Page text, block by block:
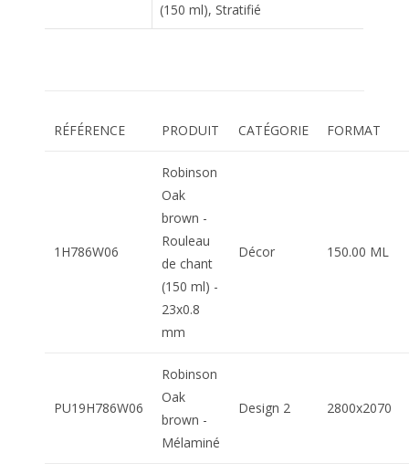
(150 ml), Stratifié
RÉFÉRENCE PRODUIT CATÉGORIE FORMAT
1H786W06
Robinson
Oak
brown -
Rouleau
de chant
(150 ml) -
23x0.8
mm
Décor 150.00 ML
PU19H786W06
Robinson
Oak
brown -
Mélaminé
Design 2 2800x2070